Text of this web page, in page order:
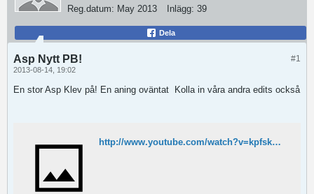
Reg.datum: May 2013 Inlägg: 39
Dela
#1
Asp Nytt PB!
2013-08-14, 19:02
En stor Asp Klev på! En aning oväntat Kolla in våra andra edits också
http://www.youtube.com/watch?v=kpfskNvKgbM